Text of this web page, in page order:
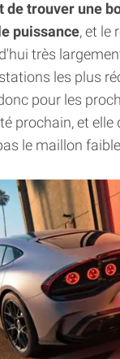
de trouver une
puissance, et le
très
les plus
pour les
prochain, et
le maillon